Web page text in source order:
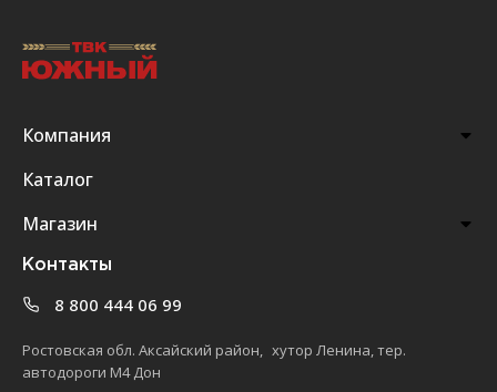
Компания
Каталог
Магазин
Контакты
8 800 444 06 99
Ростовская обл. Аксайский район, хутор Ленина, тер.
автодороги М4 Дон